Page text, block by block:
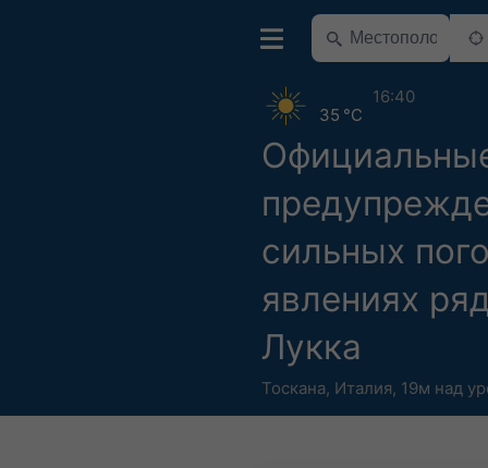
сильных
явлениях
Лукка
Тоскана, Италия, 19м над
35 °C
16:40